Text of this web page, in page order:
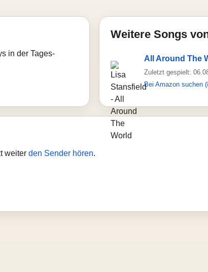
in der Tages-
Weitere Songs
All Around The
Zuletzt gespielt:
Bei Amazon suchen
weiter den Sender hören.